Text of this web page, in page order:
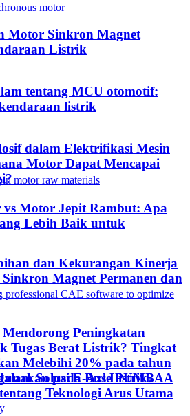
Motor Sinkron Magnet
Listrik
tentang MCU otomotif:
listrik
dalam Elektrifikasi Mesin
Motor Dapat Mencapai
Motor Jepit Rambut: Apa
Lebih Baik untuk
dan Kekurangan Kinerja
Magnet Permanen dan
Peningkatan
Tugas Berat Listrik? Tingkat
Melebihi 20% pada tahun
Solusi E-Axle PUMBAA
pada Bus Listrik?
Teknologi Arus Utama